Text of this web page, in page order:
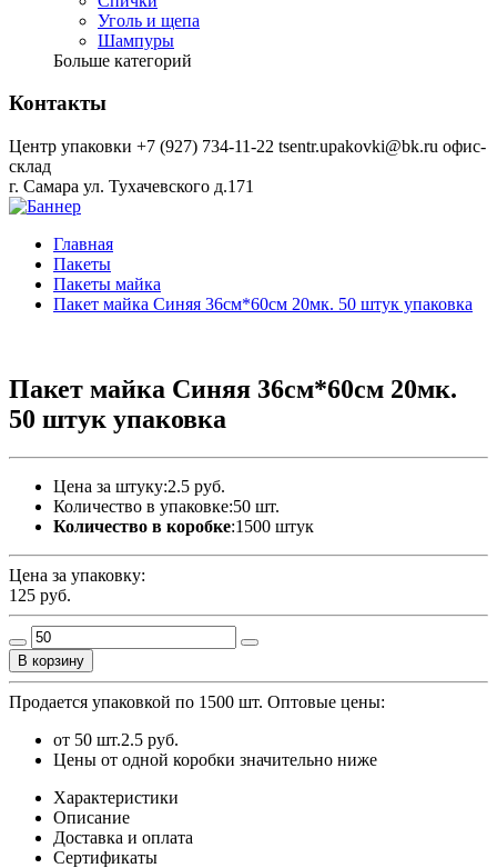
Уголь и щепа
Шампуры
Больше категорий
Контакты
Центр упаковки +7 (927) 734-11-22 tsentr.upakovki@bk.ru офис-
склад
г. Самара ул. Тухачевского д.171
Главная
Пакеты
Пакеты майка
Пакет майка Синяя 36см*60см 20мк. 50 штук упаковка
Пакет майка Синяя 36см*60см 20мк.
50 штук упаковка
Цена за штуку:2.5 руб.
Количество в упаковке:50 шт.
Количество в коробке:1500 штук
Цена за упаковку:
125 руб.
В корзину
Продается упаковкой по 1500 шт. Оптовые цены:
от 50 шт.2.5 руб.
Цены от одной коробки значительно ниже
Характеристики
Описание
Доставка и оплата
Сертификаты